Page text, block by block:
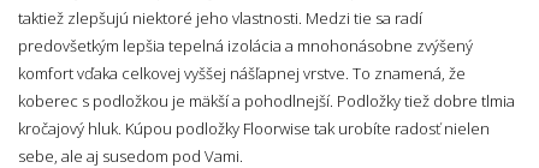
taktiež zlepšujú niektoré jeho vlastnosti. Medzi tie sa radí
predovšetkým lepšia tepelná izolácia a mnohonásobne zvýšený
komfort vďaka celkovej vyššej nášľapnej vrstve. To znamená, že
koberec s podložkou je mäkší a pohodlnejší. Podložky tiež dobre tlmia
kročajový hluk. Kúpou podložky Floorwise tak urobíte radosť nielen
sebe, ale aj susedom pod Vami.